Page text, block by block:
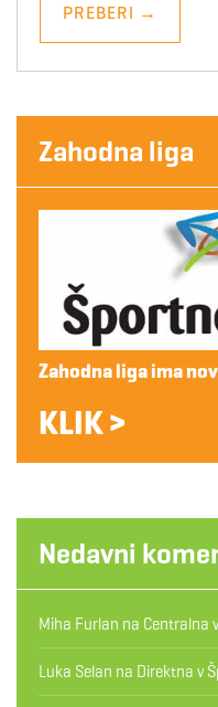
PREBERI →
Zahodna liga
Zahodna liga ima
KLIK >
Nedavni
Miha Furlan na Centralna
Luka Selan na Direktna v